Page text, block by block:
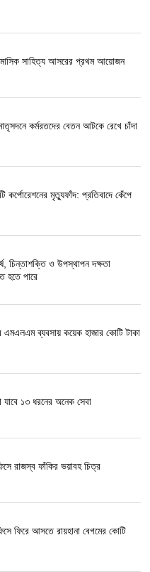
মাসিক সাহিত্য আসরের প্রথম আয়োজন
কর্মরতদের বেতন আটকে রেখে চাঁদা
কর্পোরেশনের মৃত্যুফাঁদ: প্রতিবাদে কেঁপে
চিন্তাশক্তি ও উপস্থাপন দক্ষতা
হতে পারে
এমএলএম ব্যবসায় কয়েক হাজার কোটি টাকা
যাবে ১৩ ধরনের অনেক সেবা
রাজস্ব ফাঁকির ভয়াবহ চিত্র
ফিরে আসতে রায়হানা বেগমের কোটি